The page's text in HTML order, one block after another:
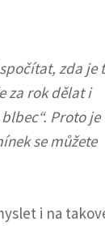
zda je
za rok dělat i
Proto je
se můžete
i na